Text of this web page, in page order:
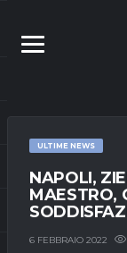
ULTIME NEWS
NAPOLI,
MAESTRO,
6 FEBBRAIO 2022